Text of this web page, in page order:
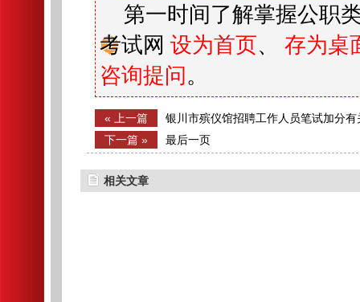
第一时间了解掌握公职
考试网 设为首页、 存为桌
咨询提问 。
« 上一篇
银川市殡仪馆招聘工作人员笔试加分有
下一篇 »
最后一页
相关文章